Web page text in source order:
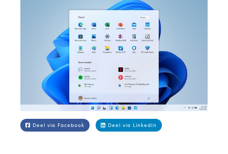
Deel via Facebook Deel via LinkedIn